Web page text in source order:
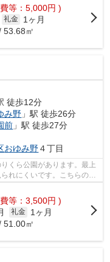
等：5,000円 )
礼金
1ヶ月
53.68㎡
徒歩12分
み野 」駅 徒歩26分
前 」駅 徒歩27分
おゆみ野４丁目
くら公園があります。最上
れにくいです。こちらの物
等：3,500円 )
礼金
1ヶ月
51.00㎡